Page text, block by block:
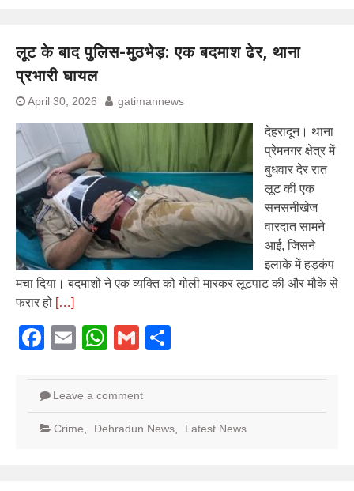
लूट के बाद पुलिस-मुठभेड़: एक बदमाश ढेर, थाना
प्रभारी घायल
April 30, 2026 gatimannews
देहरादून। थाना
प्रेमनगर क्षेत्र में
बुधवार देर रात
लूट की एक
सनसनीखेज
वारदात सामने
आई, जिसने
इलाके में हड़कंप
मचा दिया। बदमाशों ने एक व्यक्ति को गोली मारकर लूटपाट की और मौके से
फरार हो […]
Facebook
EmailWhatsApp
Gmail
Leave a comment
Crime Dehradun News Latest News